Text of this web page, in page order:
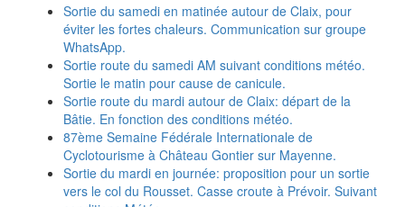
Sortie du samedi en matinée autour de Claix, pour
éviter les fortes chaleurs. Communication sur groupe
WhatsApp.
Sortie route du samedi AM suivant conditions météo.
Sortie le matin pour cause de canicule.
Sortie route du mardi autour de Claix: départ de la
Bâtie. En fonction des conditions météo.
87ème Semaine Fédérale Internationale de
Cyclotourisme à Château Gontier sur Mayenne.
Sortie du mardi en journée: proposition pour un sortie
vers le col du Rousset. Casse croute à Prévoir. Suivant